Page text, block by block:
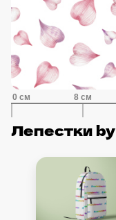
Лепесткиby